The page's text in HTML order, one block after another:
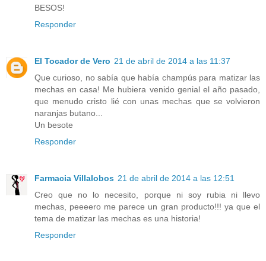
BESOS!
Responder
El Tocador de Vero 21 de abril de 2014 a las 11:37
Que curioso, no sabía que había champús para matizar las
mechas en casa! Me hubiera venido genial el año pasado,
que menudo cristo lié con unas mechas que se volvieron
naranjas butano...
Un besote
Responder
Farmacia Villalobos 21 de abril de 2014 a las 12:51
Creo que no lo necesito, porque ni soy rubia ni llevo
mechas, peeeero me parece un gran producto!!! ya que el
tema de matizar las mechas es una historia!
Responder